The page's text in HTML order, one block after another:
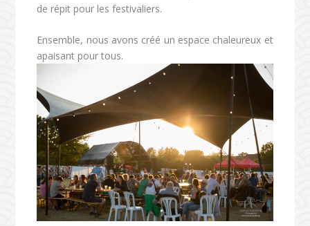
de répit pour les festivaliers.
Ensemble, nous avons créé un espace chaleureux et
apaisant pour tous.